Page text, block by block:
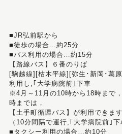
■JR弘前駅から
■徒歩の場合…約25分
■バス利用の場合…約15分
【路線バス】６番のりば
[駒越線][枯木平線][弥生･新岡･葛
利用し,｢大学病院前｣下車
※4月～11月の10時から18時まで
時までは，
【土手町循環バス】が利用できます
（10分間隔で運行,｢大学病院前｣下
■タクシー利用の場合…約10分